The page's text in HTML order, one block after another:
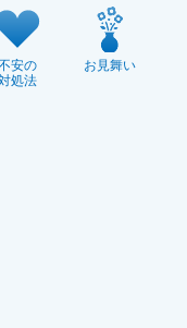
閣府が発表した
よれば、65歳以上
占める割合（高齢
「要介護者と同居
、男性では
あり、いわゆる
ている」と指摘。
死因は『悪性新生
います。
老介護をしている
るケースは、少な
安の
処法
お見舞い